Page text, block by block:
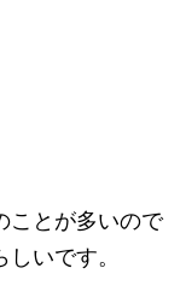
ことが多いので
いです。